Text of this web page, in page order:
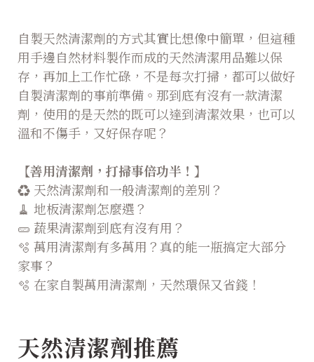
自製天然清潔劑的方式其實比想像中簡單，但這種
用手邊自然材料製作而成的天然清潔用品難以保
存，再加上工作忙碌，不是每次打掃，都可以做好
自製清潔劑的事前準備。那到底有沒有一款清潔
劑，使用的是天然的既可以達到清潔效果，也可以
溫和不傷手，又好保存呢？
【善用清潔劑，打掃事倍功半！】
♻️ 天然清潔劑和一般清潔劑的差別？
🧹 地板清潔劑怎麼選？
🥒 蔬果清潔劑到底有沒有用？
🫧 萬用清潔劑有多萬用？真的能一瓶搞定大部分
家事？
🫧 在家自製萬用清潔劑，天然環保又省錢！
天然清潔劑推薦